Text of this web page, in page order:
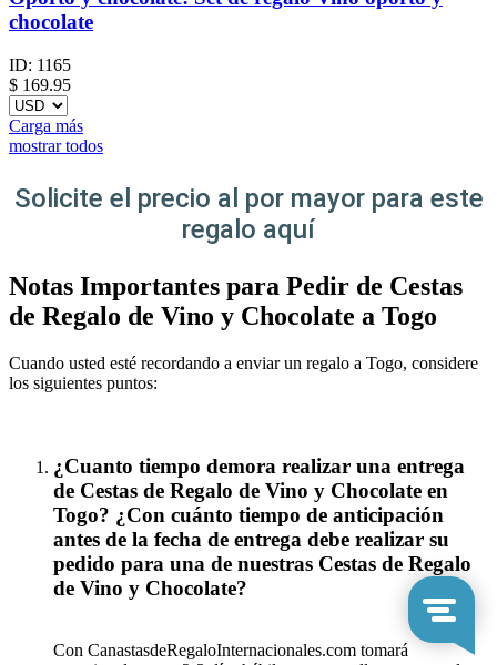
chocolate
ID: 1165
$ 169.95
Carga más
mostrar todos
Solicite el precio al por mayor para este
regalo aquí
Notas Importantes para Pedir de Cestas
de Regalo de Vino y Chocolate a Togo
Cuando usted esté recordando a enviar un regalo a Togo, considere
los siguientes puntos:
¿Cuanto tiempo demora realizar una entrega
de Cestas de Regalo de Vino y Chocolate en
Togo? ¿Con cuánto tiempo de anticipación
antes de la fecha de entrega debe realizar su
pedido para una de nuestras Cestas de Regalo
de Vino y Chocolate?
Con CanastasdeRegaloInternacionales.com tomará